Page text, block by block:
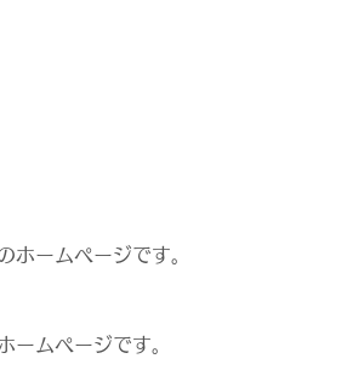
ームページです。
ムページです。